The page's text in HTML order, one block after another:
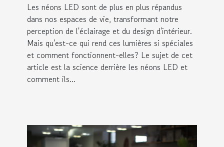
Les néons LED sont de plus en plus répandus
dans nos espaces de vie, transformant notre
perception de l'éclairage et du design d'intérieur.
Mais qu'est-ce qui rend ces lumières si spéciales
et comment fonctionnent-elles? Le sujet de cet
article est la science derrière les néons LED et
comment ils...